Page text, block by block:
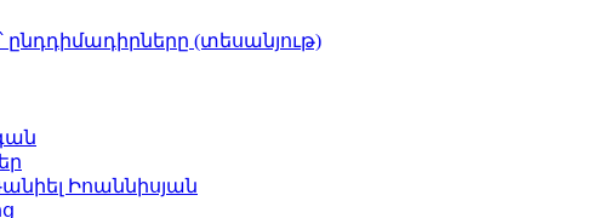
ընդդիմադիրները (տեսանյութ)
Իոաննիսյան